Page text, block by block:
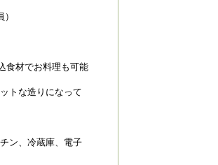
食材でお料理も可能
トな造りになって
ン、冷蔵庫、電子